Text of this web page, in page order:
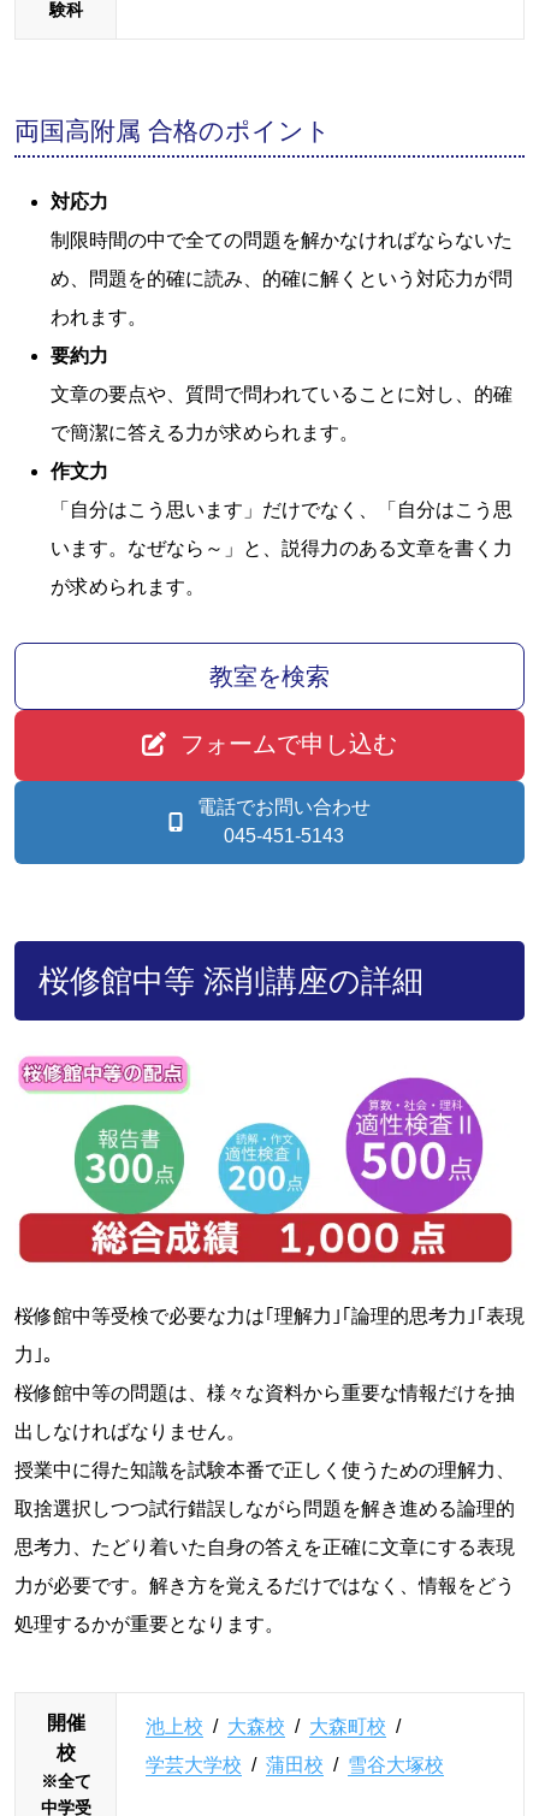
験科
両国高附属 合格のポイント
対応力
制限時間の中で全ての問題を解かなければならないた
め、問題を的確に読み、的確に解くという対応力が問
われます。
要約力
文章の要点や、質問で問われていることに対し、的確
で簡潔に答える力が求められます。
作文力
「自分はこう思います」だけでなく、「自分はこう思
います。なぜなら～」と、説得力のある文章を書く力
が求められます。
教室を検索
フォームで申し込む
電話でお問い合わせ
045-451-5143
桜修館中等 添削講座の詳細
桜修館中等受検で必要な力は｢理解力｣｢論理的思考力｣｢表現
力｣。
桜修館中等の問題は、様々な資料から重要な情報だけを抽
出しなければなりません。
授業中に得た知識を試験本番で正しく使うための理解力、
取捨選択しつつ試行錯誤しながら問題を解き進める論理的
思考力、たどり着いた自身の答えを正確に文章にする表現
力が必要です。解き方を覚えるだけではなく、情報をどう
処理するかが重要となります。
開催
校
※全て
中学受
池上校 / 大森校 / 大森町校 /
学芸大学校 / 蒲田校 / 雪谷大塚校